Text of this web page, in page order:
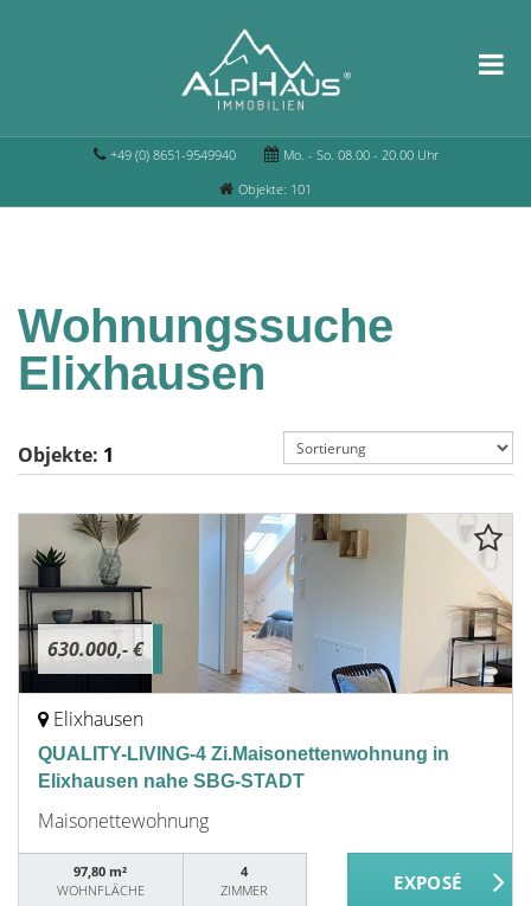
+49 (0) 8651-9549940
Mo. - So. 08.00 - 20.00 Uhr
Objekte: 101
Wohnungssuche
Elixhausen
Objekte: 1
630.000,- €
Elixhausen
QUALITY-LIVING-4 Zi.Maisonettenwohnung in
Elixhausen nahe SBG-STADT
Maisonettewohnung
97,80 m²
WOHNFLÄCHE
4
ZIMMER